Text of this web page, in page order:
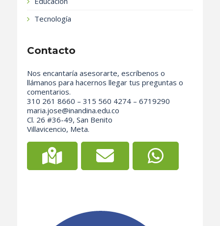
Tecnología
Contacto
Nos encantaría asesorarte, escríbenos o
llámanos para hacernos llegar tus preguntas o
comentarios.
310 261 8660 – 315 560 4274 – 6719290
maria.jose@inandina.edu.co
Cl. 26 #36-49, San Benito
Villavicencio, Meta.